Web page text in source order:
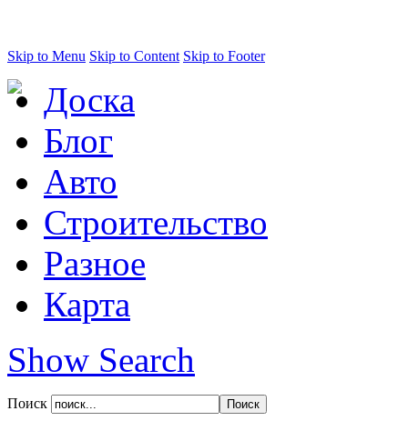
Skip to Menu Skip to Content Skip to Footer
Доска
Блог
Авто
Строительство
Разное
Карта
Show Search
Поиск